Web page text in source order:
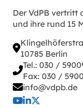
Der VdPB vertritt
und ihre rund 15
10785 Berlin
Tel.: 030 /
Fax: 030 /
info@vdpb.de